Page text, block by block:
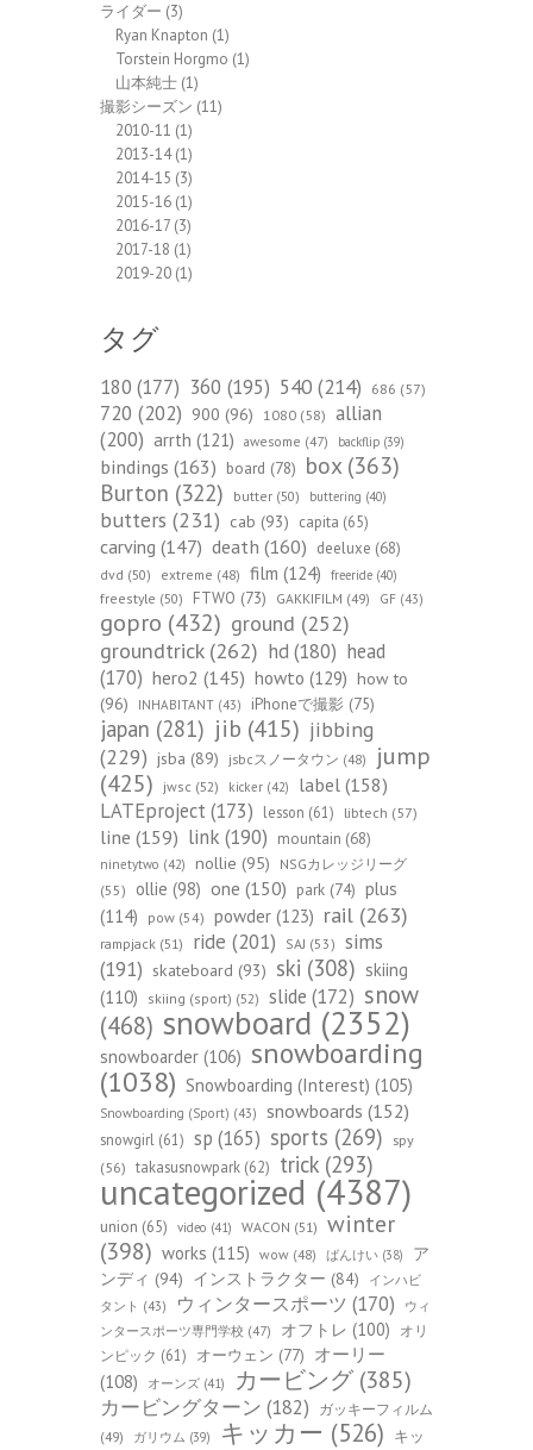
ライダー (3)
Ryan Knapton (1)
Torstein Horgmo (1)
山本純士 (1)
撮影シーズン (11)
2010-11 (1)
2013-14(1)
2014-15 (3)
2015-16 (1)
2016-17 (3)
2017-18 (1)
2019-20 (1)
タグ
180 (177) 360 (195) 540 (214) 686 (57)
720 (202) 900 (96) 1080 (58) allian
(200) arrth (121) awesome (47) backflip (39)
bindings (163) board (78) box(363)
Burton (322) butter (50) buttering (40)
butters (231) cab (93) capita (65)
carving (147) death (160) deeluxe (68)
dvd (50) extreme (48) film (124) freeride (40)
freestyle (50) FTWO (73) GAKKIFILM (49) GF (43)
gopro (432) ground (252)
groundtrick(262) hd(180) head
(170) hero2 (145) howto (129) how to
(96)
INHABITANT (43) iPhoneで撮影 (75)
japan (281) jib (415) jibbing
(229) jsba (89) jsbcスノータウン (48)
jump
(425)
jwsc (52) kicker (42) label (158)
LATEproject(173) lesson (61) libtech (57)
line (159) link (190) mountain (68)
ninetytwo (42) nollie (95)
NSGカレッジリーグ
(55)
ollie (98) one (150) park (74) plus
(114)
pow (54) powder (123) rail (263)
rampjack (51) ride (201) SAJ (53) sims
(191) skateboard (93) ski (308) skiing
(110)
skiing (sport) (52) slide (172) snow
(468) snowboard (2352)
snowboarder (106) snowboarding
(1038) Snowboarding (Interest) (105)
Snowboarding (Sport) (43) snowboards (152)
snowgirl (61) sp (165) sports (269)
spy
(56) takasusnowpark (62) trick (293)
uncategorized (4387)
union (65) video (41) WACON (51) winter
(398) works (115) wow (48) ばんけい (38)
ア
ンディ (94) インストラクター (84)
インハビ
タント (43) ウィンタースポーツ (170)
ウィ
ンタースポーツ専門学校 (47) オフトレ (100)
オリ
ンピック (61) オーウェン (77) オーリー
(108)
オーンズ (41) カービング (385)
カービングターン (182)
ガッキーフィルム
(49)
ガリウム (39) キッカー (526) キッ